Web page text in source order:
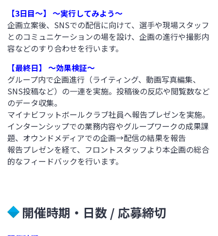
【3日目～】 ～実行してみよう～
企画立案後、SNSでの配信に向けて、選手や現場スタッフ
とのコミュニケーションの場を設け、企画の進行や撮影内
容などのすり合わせを行います。
【最終日】 ～効果検証～
グループ内で企画進行（ライティング、動画写真編集、
SNS投稿など）の一連を実施。投稿後の反応や閲覧数など
のデータ収集。
マイナビフットボールクラブ社員へ報告プレゼンを実施。
インターンシップでの業務内容やグループワークの成果課
題、オウンドメディアでの企画→配信の結果を報告
報告プレゼンを経て、フロントスタッフより本企画の総合
的なフィードバックを行います。
開催時期・日数 / 応募締切